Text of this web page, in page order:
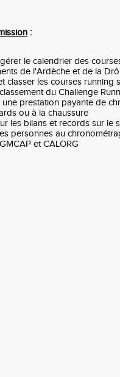
:
le calendrier des
de l'Ardèche et de la
classer les courses running
du Challenge
prestation payante de
ou à la chaussure
les bilans et records sur le
personnes au
et CALORG